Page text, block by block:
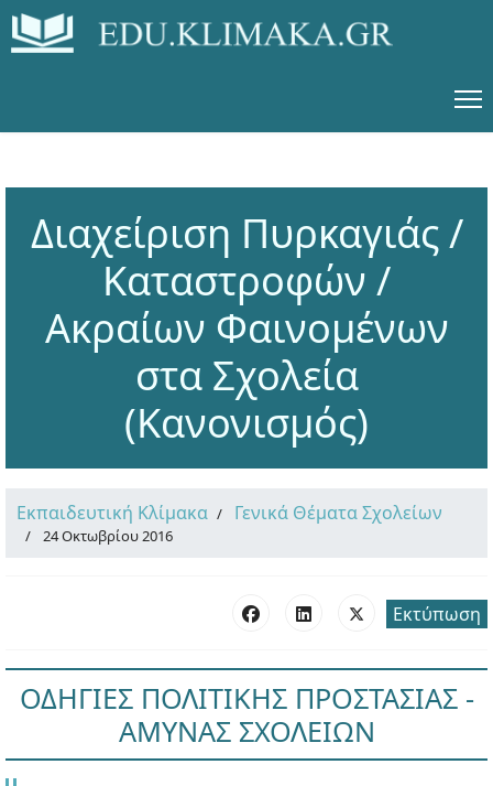
Διαχείριση Πυρκαγιάς /
Καταστροφών /
Ακραίων Φαινομένων
στα Σχολεία
(Κανονισμός)
Εκπαιδευτική Κλίμακα Γενικά Θέματα Σχολείων
24 Οκτωβρίου 2016
Εκτύπωση
ΟΔΗΓΙΕΣ ΠΟΛΙΤΙΚΗΣ ΠΡΟΣΤΑΣΙΑΣ -
ΑΜΥΝΑΣ ΣΧΟΛΕΙΩΝ